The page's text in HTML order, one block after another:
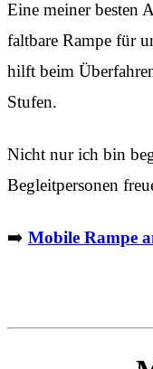
Eine meiner besten
faltbare Rampe für
hilft beim
Stufen.
Nicht nur ich bin
Begleitpersonen
➡️ Mobile Rampe